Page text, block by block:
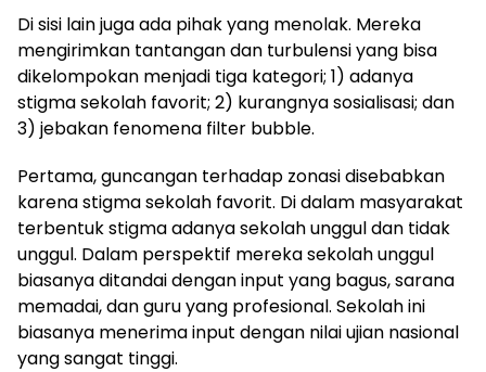
Di sisi lain juga ada pihak yang menolak. Mereka
mengirimkan tantangan dan turbulensi yang bisa
dikelompokan menjadi tiga kategori; 1) adanya
stigma sekolah favorit; 2) kurangnya sosialisasi; dan
3) jebakan fenomena filter bubble.
Pertama, guncangan terhadap zonasi disebabkan
karena stigma sekolah favorit. Di dalam masyarakat
terbentuk stigma adanya sekolah unggul dan tidak
unggul. Dalam perspektif mereka sekolah unggul
biasanya ditandai dengan input yang bagus, sarana
memadai, dan guru yang profesional. Sekolah ini
biasanya menerima input dengan nilai ujian nasional
yang sangat tinggi.